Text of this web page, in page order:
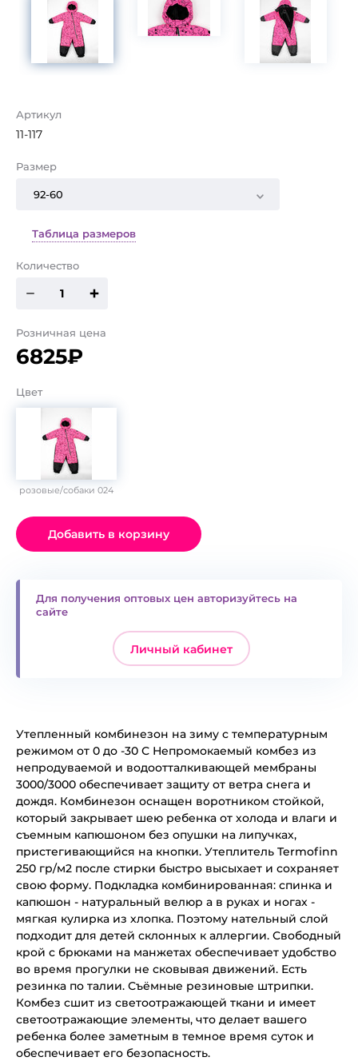
Артикул
11-117
Размер
92-60
Таблица размеров
Количество
Розничная цена
6825₽
Цвет
розовые/собаки 024
Добавить в корзину
Для получения оптовых цен авторизуйтесь на
сайте
Личный кабинет
Утепленный комбинезон на зиму с температурным
режимом от 0 до -30 С Непромокаемый комбез из
непродуваемой и водоотталкивающей мембраны
3000/3000 обеспечивает защиту от ветра снега и
дождя. Комбинезон оснащен воротником стойкой,
который закрывает шею ребенка от холода и влаги и
съемным капюшоном без опушки на липучках,
пристегивающийся на кнопки. Утеплитель Termofinn
250 гр/м2 после стирки быстро высыхает и сохраняет
свою форму. Подкладка комбинированная: спинка и
капюшон - натуральный велюр а в руках и ногах -
мягкая кулирка из хлопка. Поэтому нательный слой
подходит для детей склонных к аллергии. Свободный
крой с брюками на манжетах обеспечивает удобство
во время прогулки не сковывая движений. Есть
резинка по талии. Съёмные резиновые штрипки.
Комбез сшит из светоотражающей ткани и имеет
светоотражающие элементы, что делает вашего
ребенка более заметным в темное время суток и
обеспечивает его безопасность.